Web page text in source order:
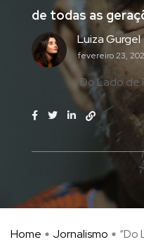
de todas as
Luiza Gurgel
fevereiro 23,
Do Lado de
Home Jornalismo “Do